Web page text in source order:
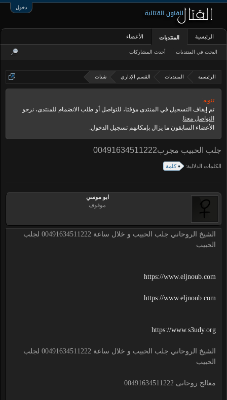
دخول
الرئيسية المنتديات القسم الإداري شتات
تنويه:
تم إيقاف التسجيل في المنتدى مؤقتا، للتواصل أو طلب الانضمام للمنتدى، نرجو
التواصل معنا.
الأعضاء السابقون ما يزال بإمكانهم تسجيل الدخول.
جلب الحبيب مجرب00491634511222
الكلمات الدلالية: كلمة
ابو موسي
موقوف
الشيخ الروحاني جلب الحبيب و خلال ساعة 00491634511222 لجلب
الحبيب
https://www.eljnoub.com
https://www.eljnoub.com
https://www.s3udy.org
الشيخ الروحاني جلب الحبيب و خلال ساعة 00491634511222 لجلب
الحبيب
معالج روحانى 00491634511222
الرئيسية المنتديات
البحث في المنتديات أحدث المشاركات
الأعضاء